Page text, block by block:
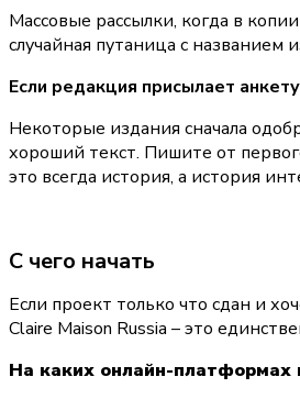
Массовые рассылки, когда в
случайная путаница с названием
Если редакция присылает
Некоторые издания сначала
хороший текст. Пишите от
это всегда история, а история
С чего начать
Если проект только что сдан и
Claire Maison Russia – это
На каких онлайн-платформах